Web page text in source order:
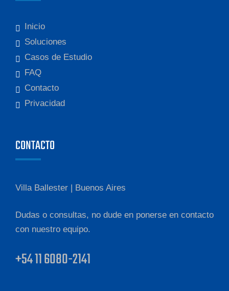
Inicio
Soluciones
Casos de Estudio
FAQ
Contacto
Privacidad
CONTACTO
Villa Ballester | Buenos Aires
Dudas o consultas, no dude en ponerse en contacto
con nuestro equipo.
+54 11 6080-2141